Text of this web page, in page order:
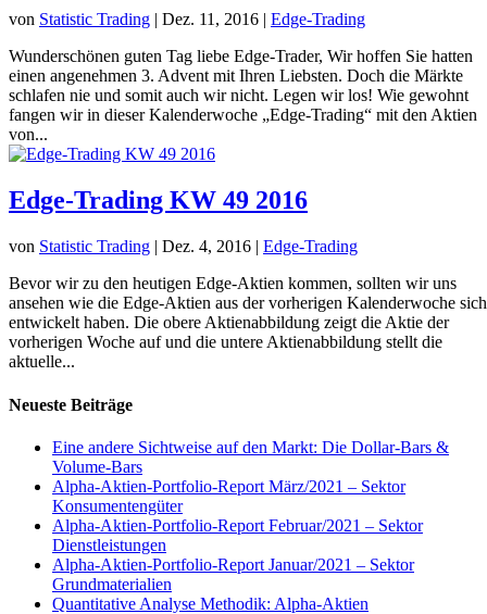
von Statistic Trading | Dez. 11, 2016 | Edge-Trading
Wunderschönen guten Tag liebe Edge-Trader, Wir hoffen Sie hatten
einen angenehmen 3. Advent mit Ihren Liebsten. Doch die Märkte
schlafen nie und somit auch wir nicht. Legen wir los! Wie gewohnt
fangen wir in dieser Kalenderwoche „Edge-Trading“ mit den Aktien
von...
Edge-Trading KW 49 2016
von Statistic Trading | Dez. 4, 2016 | Edge-Trading
Bevor wir zu den heutigen Edge-Aktien kommen, sollten wir uns
ansehen wie die Edge-Aktien aus der vorherigen Kalenderwoche sich
entwickelt haben. Die obere Aktienabbildung zeigt die Aktie der
vorherigen Woche auf und die untere Aktienabbildung stellt die
aktuelle...
Neueste Beiträge
Eine andere Sichtweise auf den Markt: Die Dollar-Bars &
Volume-Bars
Alpha-Aktien-Portfolio-Report März/2021 – Sektor
Konsumentengüter
Alpha-Aktien-Portfolio-Report Februar/2021 – Sektor
Dienstleistungen
Alpha-Aktien-Portfolio-Report Januar/2021 – Sektor
Grundmaterialien
Quantitative Analyse Methodik: Alpha-Aktien